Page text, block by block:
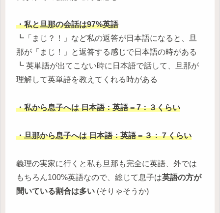
・私と旦那の会話は97%英語
┗「まじ？！」など私の返答が日本語になると、旦
那が「まじ！」と返答する感じで日本語の時がある
┗ 英単語が出てこない時に日本語で話して、旦那が
理解して英単語を教えてくれる時がある
・私から息子へは 日本語：英語 = 7：３くらい
・旦那から息子へは 日本語：英語 = ３：７くらい
義理の実家に行くと私も旦那も完全に英語、外では
もちろん100%英語なので、総じて息子は英語の方が
聞いている割合は多い (そりゃそうか)